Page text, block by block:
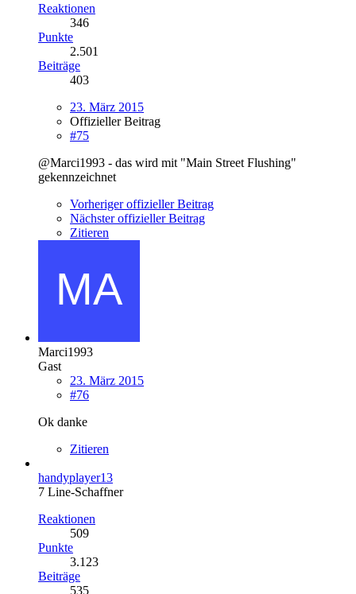
Reaktionen
346
Punkte
2.501
Beiträge
403
23. März 2015
Offizieller Beitrag
#75
@Marci1993 - das wird mit "Main Street Flushing"
gekennzeichnet
Vorheriger offizieller Beitrag
Nächster offizieller Beitrag
Zitieren
Marci1993
Gast
23. März 2015
#76
Ok danke
Zitieren
handyplayer13
7 Line-Schaffner
Reaktionen
509
Punkte
3.123
Beiträge
535